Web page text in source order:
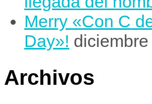
Merry «Con C
Day»!
Archivos